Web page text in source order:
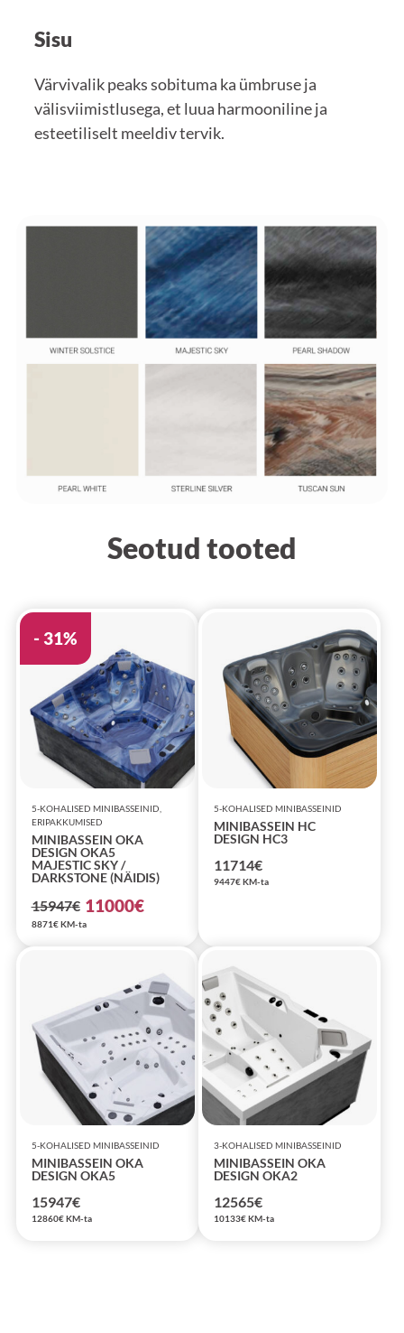
Seotud tooted
- 31%
MINIBASSEIN OKA
DESIGN OKA5
MAJESTIC SKY /
DARKSTONE (NÄIDIS)
5-KOHALISED MINIBASSEINID,
ERIPAKKUMISED
15947€
Algne
11000€
Praegune
8871€KM-ta
MINIBASSEIN HC
DESIGN HC3
5-KOHALISED MINIBASSEINID
11714€
9447€KM-ta
MINIBASSEIN OKA
DESIGN OKA5
5-KOHALISED MINIBASSEINID
15947€
12860€KM-ta
MINIBASSEIN OKA
DESIGN OKA2
3-KOHALISED MINIBASSEINID
12565€
10133€KM-ta
Sisu
Värvivalik peaks sobituma ka ümbruse ja
välisviimistlusega, et luua harmooniline ja
esteetiliselt meeldiv tervik.